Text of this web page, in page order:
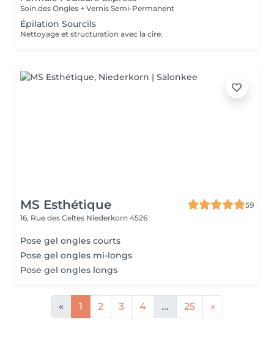
Soin des Ongles + Vernis Semi-Permanent
Épilation Sourcils
Nettoyage et structuration avec la cire.
MS Esthétique
59
16, Rue des Celtes Niederkorn 4526
Pose gel ongles courts
Pose gel ongles mi-longs
Pose gel ongles longs
« 1 2 3 4 ... 25 »